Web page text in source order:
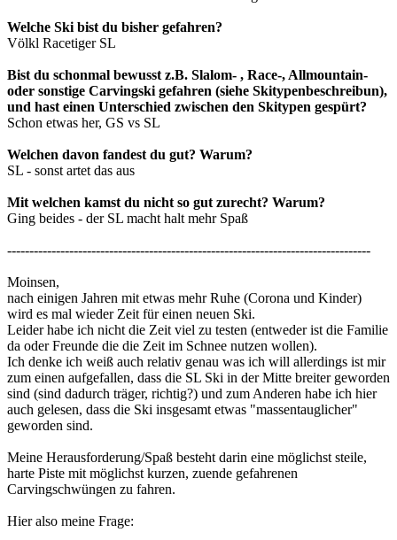
Welche Ski bist du bisher gefahren?
Völkl Racetiger SL
Bist du schonmal bewusst z.B. Slalom- , Race-, Allmountain-
oder sonstige Carvingski gefahren (siehe Skitypenbeschreibun),
und hast einen Unterschied zwischen den Skitypen gespürt?
Schon etwas her, GS vs SL
Welchen davon fandest du gut? Warum?
SL - sonst artet das aus
Mit welchen kamst du nicht so gut zurecht? Warum?
Ging beides - der SL macht halt mehr Spaß
----------------------------------------------------------------------------------
Moinsen,
nach einigen Jahren mit etwas mehr Ruhe (Corona und Kinder)
wird es mal wieder Zeit für einen neuen Ski.
Leider habe ich nicht die Zeit viel zu testen (entweder ist die Familie
da oder Freunde die die Zeit im Schnee nutzen wollen).
Ich denke ich weiß auch relativ genau was ich will allerdings ist mir
zum einen aufgefallen, dass die SL Ski in der Mitte breiter geworden
sind (sind dadurch träger, richtig?) und zum Anderen habe ich hier
auch gelesen, dass die Ski insgesamt etwas "massentauglicher"
geworden sind.
Meine Herausforderung/Spaß besteht darin eine möglichst steile,
harte Piste mit möglichst kurzen, zuende gefahrenen
Carvingschwüngen zu fahren.
Hier also meine Frage: